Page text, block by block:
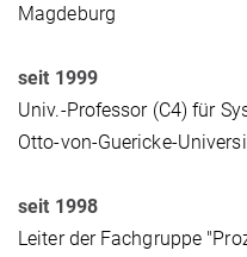
Magdeburg
seit 1999
Univ.-Professor (C4) für
Otto-von-Guericke-
seit 1998
Leiter der Fachgruppe